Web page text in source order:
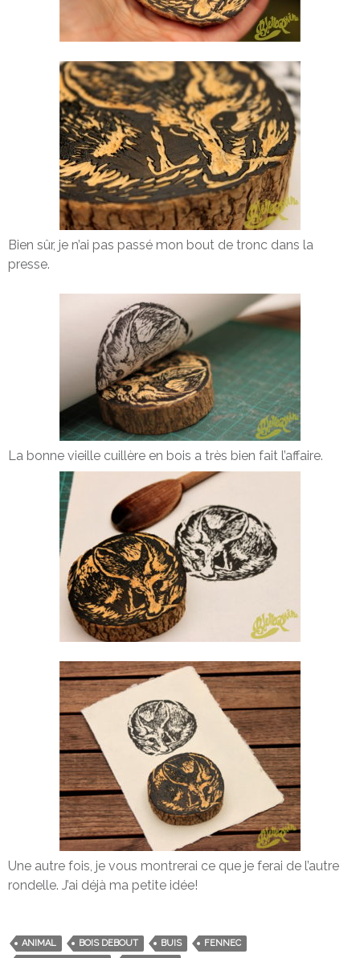
Bien sûr, je n’ai pas passé mon bout de tronc dans la
presse.
La bonne vieille cuillère en bois a très bien fait l’affaire.
Une autre fois, je vous montrerai ce que je ferai de l’autre
rondelle. J’ai déjà ma petite idée!
ANIMAL BOIS DEBOUT BUIS
FENNEC